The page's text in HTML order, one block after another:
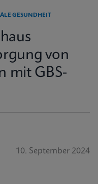
GESUNDHEIT
von
mit GBS-
10. September 2024